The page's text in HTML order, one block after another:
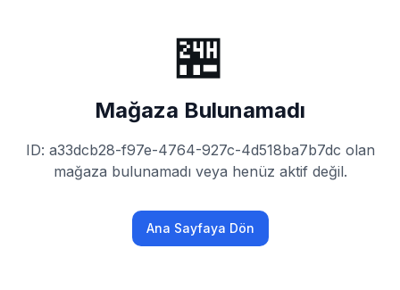
🏪
Mağaza Bulunamadı
ID: a33dcb28-f97e-4764-927c-4d518ba7b7dc olan
mağaza bulunamadı veya henüz aktif değil.
Ana Sayfaya Dön